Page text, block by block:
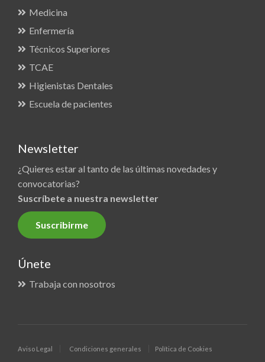
Medicina
Enfermería
Técnicos Superiores
TCAE
Higienistas Dentales
Escuela de pacientes
Newsletter
¿Quieres estar al tanto de las últimas novedades y
convocatorias?
Suscríbete a nuestra newsletter
Suscribirme
Únete
Trabaja con nosotros
Aviso Legal Condiciones generales Política de Cookies